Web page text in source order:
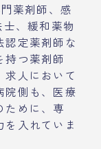
薬剤師、感
、緩和薬物
認定薬剤師な
持つ薬剤師
求人において
院側も、医療
ために、専
入れていま